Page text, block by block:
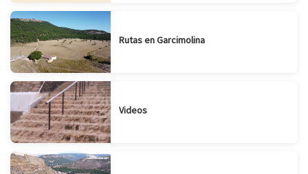
Rutas en Garcimolina
Videos